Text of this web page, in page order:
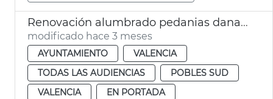
Renovación alumbrado pedanias dana València
modificado hace 3 meses
AYUNTAMIENTO
VALENCIA
TODAS LAS AUDIENCIAS
POBLES SUD
VALENCIA
EN PORTADA